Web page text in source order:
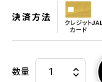
決済方法
数量